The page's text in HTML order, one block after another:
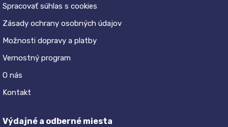
Spracovať súhlas s cookies
Zásady ochrany osobných údajov
Možnosti dopravy a platby
Vernostný program
O nás
Kontakt
Výdajné a odberné miesta